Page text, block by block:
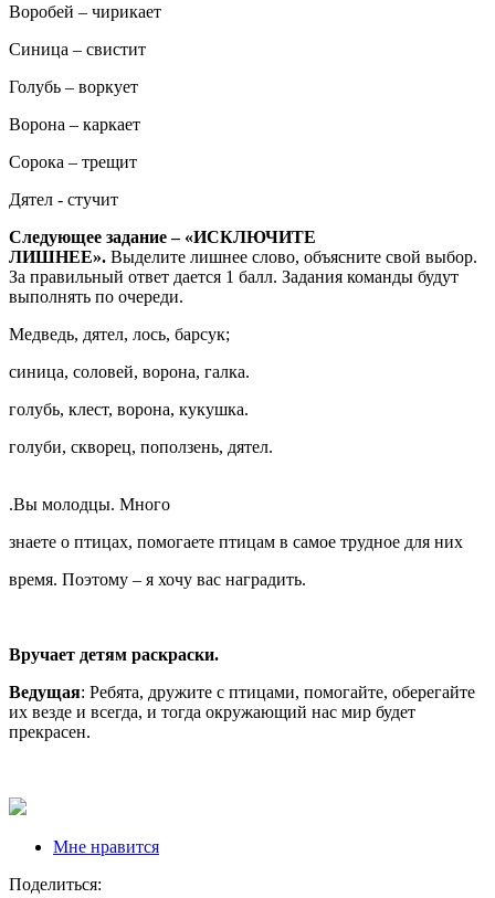
Воробей – чирикает
Синица – свистит
Голубь – воркует
Ворона – каркает
Сорока – трещит
Дятел - стучит
Следующее задание – «ИСКЛЮЧИТЕ
ЛИШНЕЕ». Выделите лишнее слово, объясните свой выбор.
За правильный ответ дается 1 балл. Задания команды будут
выполнять по очереди.
Медведь, дятел, лось, барсук;
синица, соловей, ворона, галка.
голубь, клест, ворона, кукушка.
голуби, скворец, поползень, дятел.
.Вы молодцы. Много
знаете о птицах, помогаете птицам в самое трудное для них
время. Поэтому – я хочу вас наградить.
Вручает детям раскраски.
Ведущая: Ребята, дружите с птицами, помогайте, оберегайте
их везде и всегда, и тогда окружающий нас мир будет
прекрасен.
Мне нравится
Поделиться: